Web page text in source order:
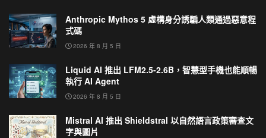
Anthropic Mythos 5 虛構身分誘騙人類通過惡意程
式碼
2026 年 8 月 5 日
Liquid AI 推出 LFM2.5-2.6B，智慧型手機也能順暢
執行 AI Agent
2026 年 8 月 5 日
Mistral AI 推出 Shieldstral 以自然語言政策審查文
字與圖片